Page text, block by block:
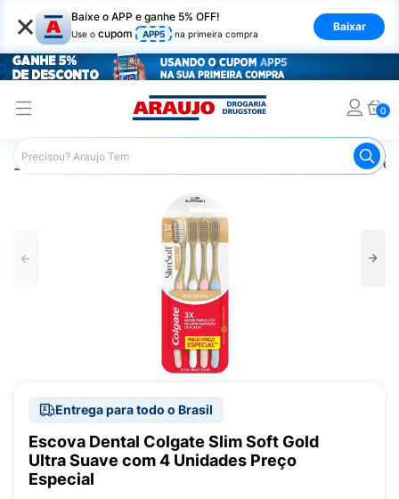
× Baixe o APP e ganhe 5% OFF!
Use o cupom APP5 na primeira compra
Baixar
0
Araujo Higiene Pessoal Escova de
Entrega para todo o Brasil
Escova Dental Colgate Slim Soft Gold
Ultra Suave com 4 Unidades Preço
Especial